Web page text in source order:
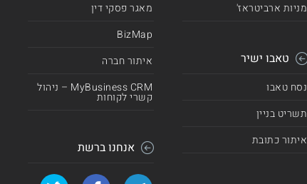
מניות ארביטראז'
טאבו ישיר
נסח טאבו
תשריט בניין
איתור כתובת
מאגר פסקי דין
BizMap
איתור חברה
MyBusiness CRM – ניהול
קשרי לקוחות
אנחנו ברשת